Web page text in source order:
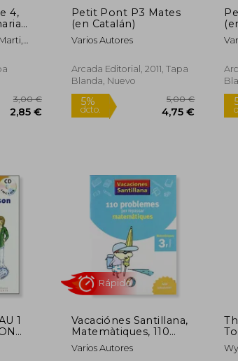
4,
2,85 €
Petit Pont P3 Mates
(en Catalán)
Varios Autores
Arcada Editorial, 2011, Tapa
Blanda, Nuevo
1
(en
Vacaciónes Santillana,
Matemàtiques, 110
Problemes per
Repssar, 3 Educació
Varios Autores